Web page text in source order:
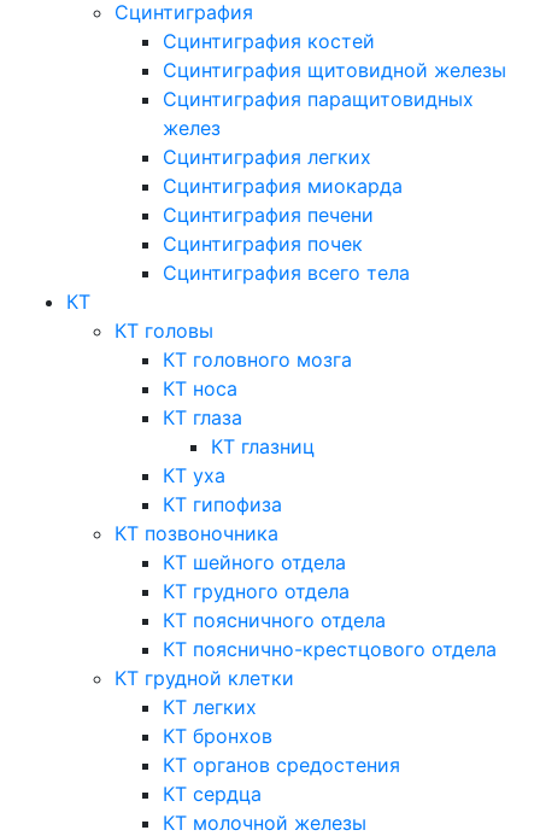
Сцинтиграфия
Сцинтиграфия костей
Сцинтиграфия щитовидной железы
Сцинтиграфия паращитовидных
желез
Сцинтиграфия легких
Сцинтиграфия миокарда
Сцинтиграфия печени
Сцинтиграфия почек
Сцинтиграфия всего тела
КТ
КТ головы
КТ головного мозга
КТ носа
КТ глаза
КТ глазниц
КТ уха
КТ гипофиза
КТ позвоночника
КТ шейного отдела
КТ грудного отдела
КТ поясничного отдела
КТ пояснично-крестцового отдела
КТ грудной клетки
КТ легких
КТ бронхов
КТ органов средостения
КТ сердца
КТ молочной железы